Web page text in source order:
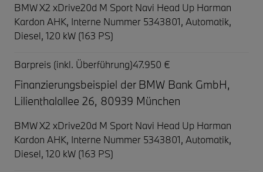
BMW X2 xDrive20d M Sport Navi Head Up Harman
Kardon AHK, Interne Nummer 5343801, Automatik,
Diesel, 120 kW (163 PS)
Barpreis (inkl. Überführung)47.950 €
Finanzierungsbeispiel der BMW Bank GmbH,
Lilienthalallee 26, 80939 München
BMW X2 xDrive20d M Sport Navi Head Up Harman
Kardon AHK, Interne Nummer 5343801, Automatik,
Diesel, 120 kW (163 PS)